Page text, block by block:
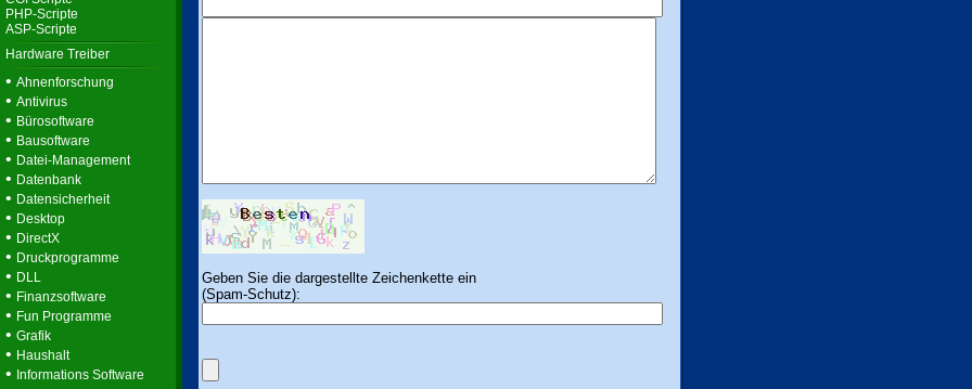
PHP-Scripte
ASP-Scripte
Hardware Treiber
• Ahnenforschung
• Antivirus
• Bürosoftware
• Bausoftware
• Datei-Management
• Datenbank
• Datensicherheit
• Desktop
• DirectX
• Druckprogramme
• DLL
• Finanzsoftware
• Fun Programme
• Grafik
• Haushalt
• Informations Software
Geben Sie die dargestellte Zeichenkette ein
(Spam-Schutz):